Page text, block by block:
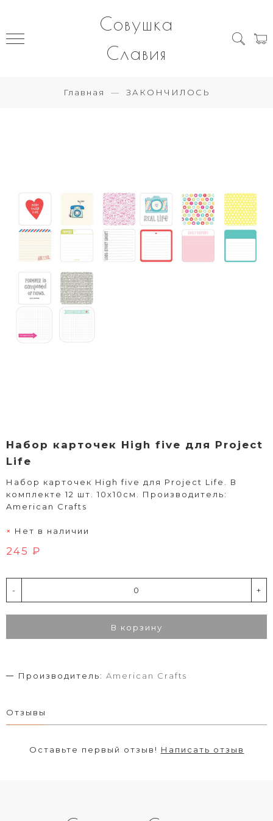
Совушка
Славия
Главная ЗАКОНЧИЛОСЬ
Набор карточек High five для Project
Life
Набор карточек High five для Project Life. В
комплекте 12 шт. 10х10см. Производитель:
American Crafts
Нет в наличии
245 ₽
- +
В корзину
Производитель: American Crafts
Отзывы
Оставьте первый отзыв! Написать отзыв